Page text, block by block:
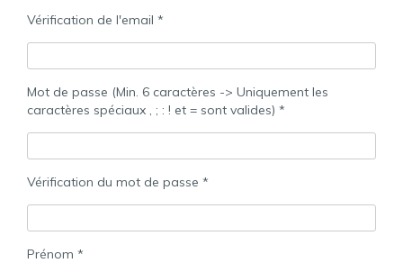
Vérification de l'email *
Mot de passe (Min. 6 caractères -> Uniquement les
caractères spéciaux , ; : ! et = sont valides) *
Vérification du mot de passe *
Prénom *